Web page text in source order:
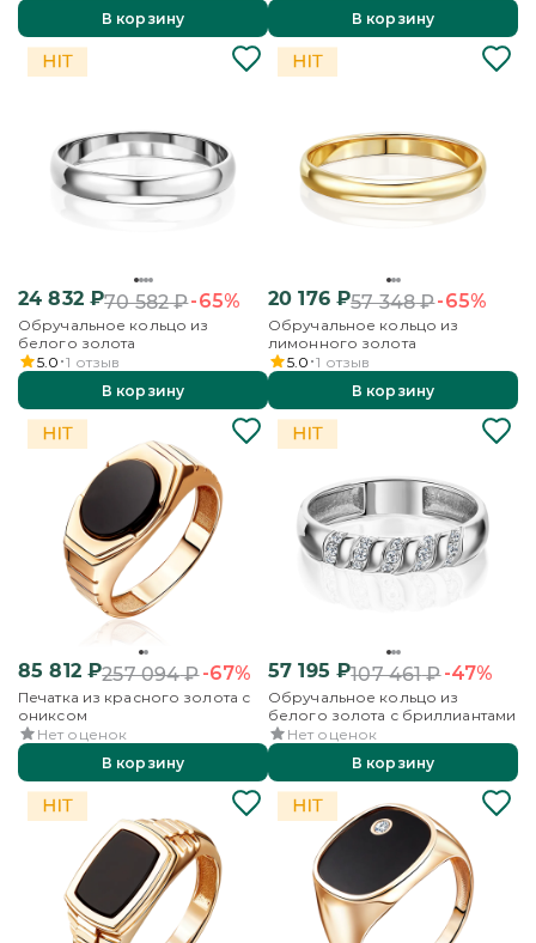
В корзину
В корзину
24 832₽70 582₽-65%
Обручальное кольцо из
белого золота
5.0 1 отзыв
В корзину
20 176₽57 348₽-65%
Обручальное кольцо из
лимонного золота
5.0 1 отзыв
В корзину
85 812₽257 094₽-67%
Печатка из красного золота с
ониксом
Нет оценок
В корзину
57 195 ₽107 461₽-47%
Обручальное кольцо из
белого золота с бриллиантами
Нет оценок
В корзину